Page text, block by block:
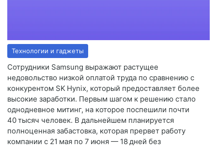
Технологии и гаджеты
Сотрудники Samsung выражают растущее
недовольство низкой оплатой труда по сравнению с
конкурентом SK Hynix, который предоставляет более
высокие заработки. Первым шагом к решению стало
однодневное митинг, на которое поспешили почти
40 тысяч человек. В дальнейшем планируется
полноценная забастовка, которая прервет работу
компании с 21 мая по 7 июня — 18 дней без